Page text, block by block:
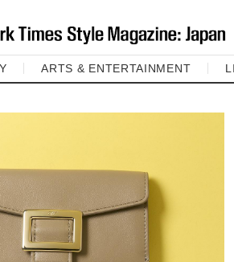
ARTS & ENTERTAINMENT